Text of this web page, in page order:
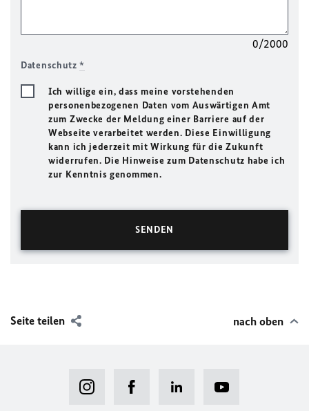
0/2000
Datenschutz*
Ich willige ein, dass meine vorstehenden
personenbezogenen Daten vom Auswärtigen Amt
zum Zwecke der Meldung einer Barriere auf der
Webseite verarbeitet werden. Diese Einwilligung
kann ich jederzeit mit Wirkung für die Zukunft
widerrufen. Die Hinweise zum Datenschutz habe ich
zur Kenntnis genommen.
Seite teilen nach oben